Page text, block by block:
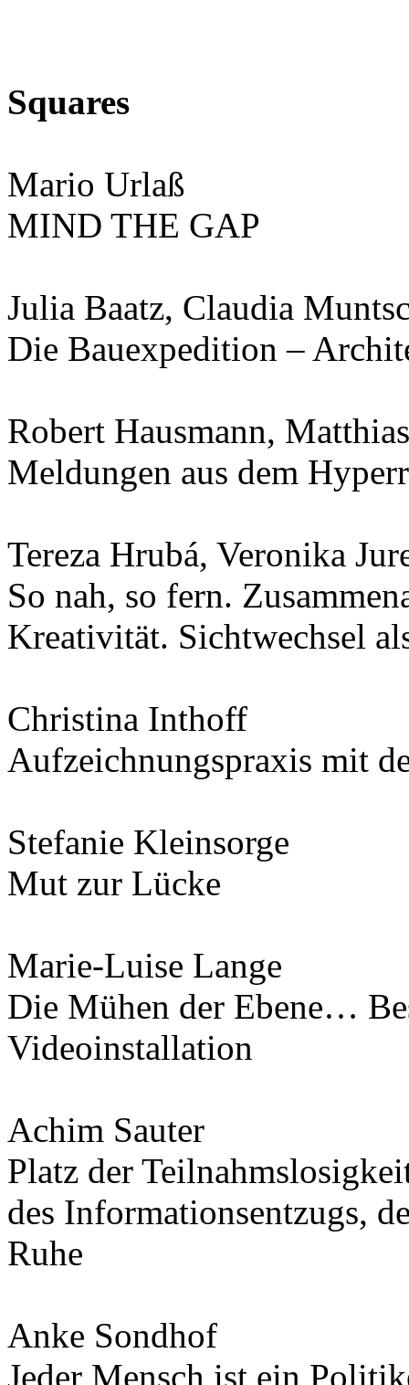
Squares
Mario Urlaß
MIND THE GAP
Julia Baatz, Claudia
Die Bauexpedition –
Robert Hausmann,
Meldungen aus dem
Tereza Hrubá, Veronika
So nah, so fern.
Kreativität. Sichtwechsel
Christina Inthoff
Aufzeichnungspraxis mit
Stefanie Kleinsorge
Mut zur Lücke
Marie-Luise Lange
Die Mühen der Ebene…
Videoinstallation
Achim Sauter
Platz der
des Informationsentzugs,
Ruhe
Anke Sondhof
Jeder Mensch ist ein